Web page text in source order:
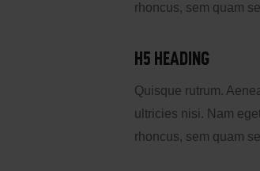
rhoncus, sem quam
H5 HEADING
Quisque rutrum.
ultricies nisi. Nam
rhoncus, sem quam